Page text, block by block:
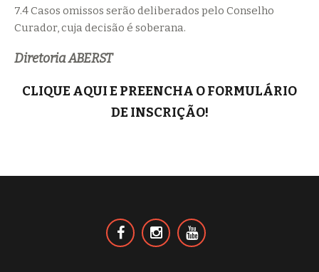
7.4 Casos omissos serão deliberados pelo Conselho
Curador, cuja decisão é soberana.
Diretoria ABERST
CLIQUE AQUI E PREENCHA O FORMULÁRIO
DE INSCRIÇÃO!